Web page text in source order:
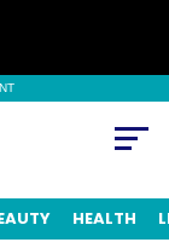
HEALTH